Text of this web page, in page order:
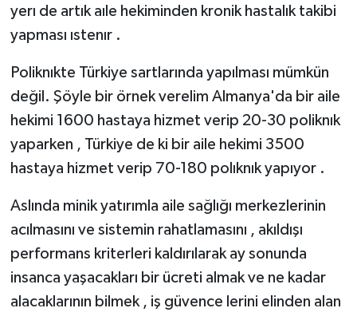
yerı de artık aıle hekiminden kronik hastalık takibi
yapması ıstenır .
Poliknıkte Türkiye sartlarında yapılması mümkün
değil. Şöyle bir örnek verelim Almanya'da bir aile
hekimi 1600 hastaya hizmet verip 20-30 poliknık
yaparken , Türkiye de ki bir aile hekimi 3500
hastaya hizmet verip 70-180 polıknık yapıyor .
Aslında minik yatırımla aile sağlığı merkezlerinin
acılmasını ve sistemin rahatlamasını , akıldışı
performans kriterleri kaldırılarak ay sonunda
insanca yaşacakları bir ücreti almak ve ne kadar
alacaklarının bilmek , iş güvence lerini elinden alan